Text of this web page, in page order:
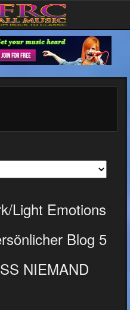
Light Emotions
Blog 5
NIEMAND